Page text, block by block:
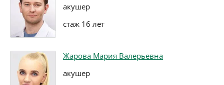
акушер
стаж 16 лет
Жарова Мария Валерьевна
акушер